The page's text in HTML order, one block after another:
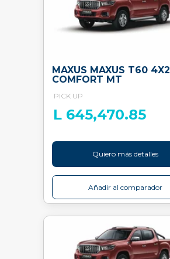
MAXUS MAXUS T60 4X2
COMFORT MT
PICK UP
L 645,470.85
Quiero más detalles
Añadir al comparador